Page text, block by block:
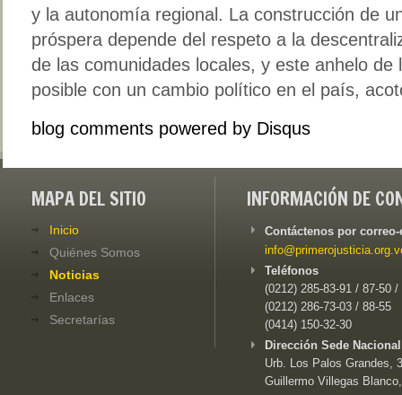
y la autonomía regional. La construcción de
próspera depende del respeto a la
de las comunidades locales, y este anhelo de
posible con un cambio político en el país,
blog comments powered by Disqus
MAPA DEL SITIO
Inicio
Quiénes Somos
Noticias
Enlaces
Secretarías
INFORMACIÓN DE
Contáctenos por
Teléfonos
(0212) 285-83-91 / 87-50 /
(0212) 286-73-03 / 88-55
(0414) 150-32-30
Dirección Sede
Urb. Los Palos Grandes,
Guillermo Villegas